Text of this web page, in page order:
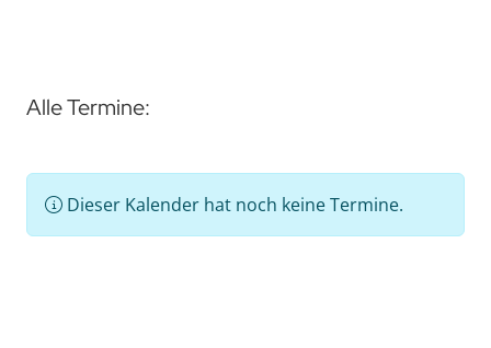
Alle Termine:
Dieser Kalender hat noch keine Termine.